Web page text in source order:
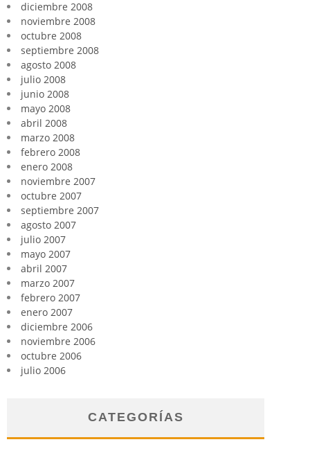
diciembre 2008
noviembre 2008
octubre 2008
septiembre 2008
agosto 2008
julio 2008
junio 2008
mayo 2008
abril 2008
marzo 2008
febrero 2008
enero 2008
noviembre 2007
octubre 2007
septiembre 2007
agosto 2007
julio 2007
mayo 2007
abril 2007
marzo 2007
febrero 2007
enero 2007
diciembre 2006
noviembre 2006
octubre 2006
julio 2006
CATEGORÍAS